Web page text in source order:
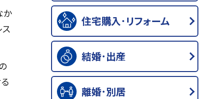
か
住宅購入･リフォーム
結婚･出産
離婚･別居